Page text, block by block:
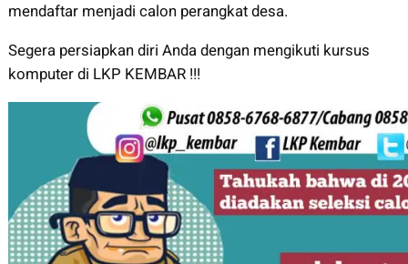
mendaftar menjadi calon perangkat desa.
Segera persiapkan diri Anda dengan mengikuti kursus
komputer di LKP KEMBAR !!!